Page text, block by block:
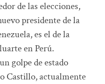
de las elecciones,
presidente de la
es el de la
en Perú.
golpe de estado
Castillo, actualmente